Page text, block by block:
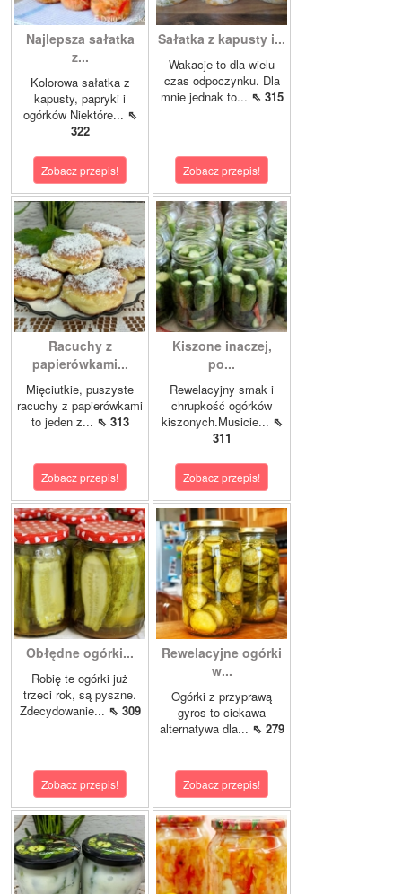
Najlepsza sałatka
z...
Kolorowa sałatka z
kapusty, papryki i
ogórków Niektóre... ⇖
322
Zobacz przepis!
Sałatka z kapusty i...
Wakacje to dla wielu
czas odpoczynku. Dla
mnie jednak to... ⇖ 315
Zobacz przepis!
Racuchy z
papierówkami...
Mięciutkie, puszyste
racuchy z papierówkami
to jeden z... ⇖ 313
Zobacz przepis!
Kiszone inaczej,
po...
Rewelacyjny smak i
chrupkość ogórków
kiszonych.Musicie... ⇖
311
Zobacz przepis!
Obłędne ogórki...
Robię te ogórki już
trzeci rok, są pyszne.
Zdecydowanie... ⇖ 309
Zobacz przepis!
Rewelacyjne ogórki
w...
Ogórki z przyprawą
gyros to ciekawa
alternatywa dla... ⇖ 279
Zobacz przepis!